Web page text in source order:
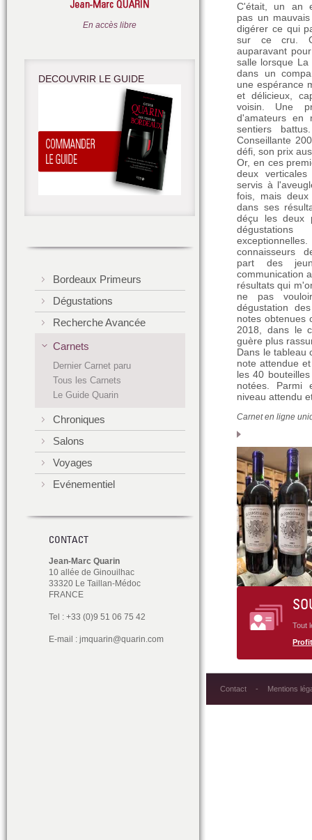
C'était, un an
pas un
digérer ce qui
sur ce cru.
auparavant
salle lorsque La
dans un
une espérance
et délicieux,
voisin. Une
d'amateurs en
sentiers
Conseillante
défi, son prix
Or, en ces
deux
servis à
fois, mais
dans ses
déçu les deux
connaisseurs
part des
communication
résultats qui
ne pas
dégustation
notes obtenues
2018, dans le
guère plus
Dans le tableau
note attendue
les 40
notées. Parmi
niveau attendu
Carnet en ligne
Tout
Contact Mentions
En accès libre
DECOUVRIR LE GUIDE
Bordeaux Primeurs
Dégustations
Recherche Avancée
Carnets
Dernier Carnet paru
Tous les Carnets
Le Guide Quarin
Chroniques
Salons
Voyages
Evénementiel
CONTACT
Jean-Marc Quarin
10 allée de Ginouilhac
33320 Le Taillan-Médoc
FRANCE
Tel : +33 (0)9 51 06 75 42
E-mail : jmquarin@quarin.com